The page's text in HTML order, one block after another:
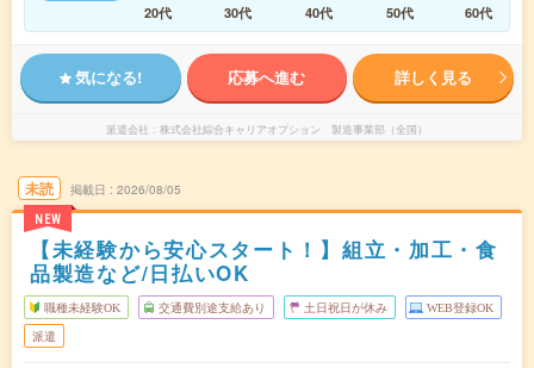
20代
30代 40代 50代 60代
気になる! 応募へ進む 詳しく見る
派遣会社 株式会社綜合キャリアオプション 製造事業部（全国）
未読
NEW
掲載日 2026/08/05
【未経験から安心スタート！】組立・加工・食
品製造など/日払いOK
職種未経験OK 交通費別途支給あり 土日祝日が休み WEB登録OK
派遣